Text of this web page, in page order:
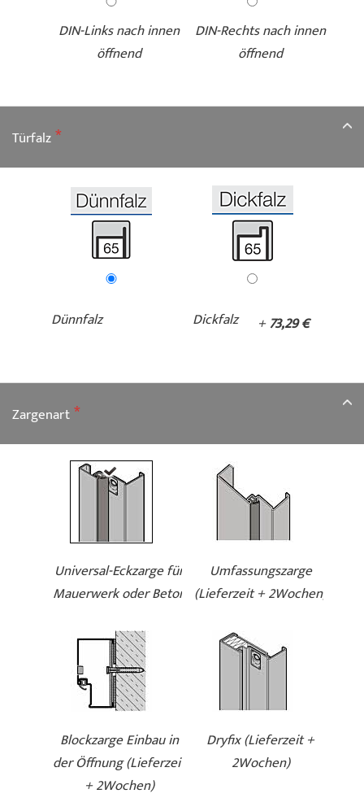
DIN-Links nach innen
öffnend
DIN-Rechts nach innen
öffnend
Türfalz
Dünnfalz Dickfalz +73,29 €
Zargenart
Universal-Eckzarge für
Mauerwerk oder Beton
Umfassungszarge
(Lieferzeit + 2Wochen)
Blockzarge Einbau in
der Öffnung (Lieferzeit
+ 2Wochen)
Dryfix (Lieferzeit +
2Wochen)